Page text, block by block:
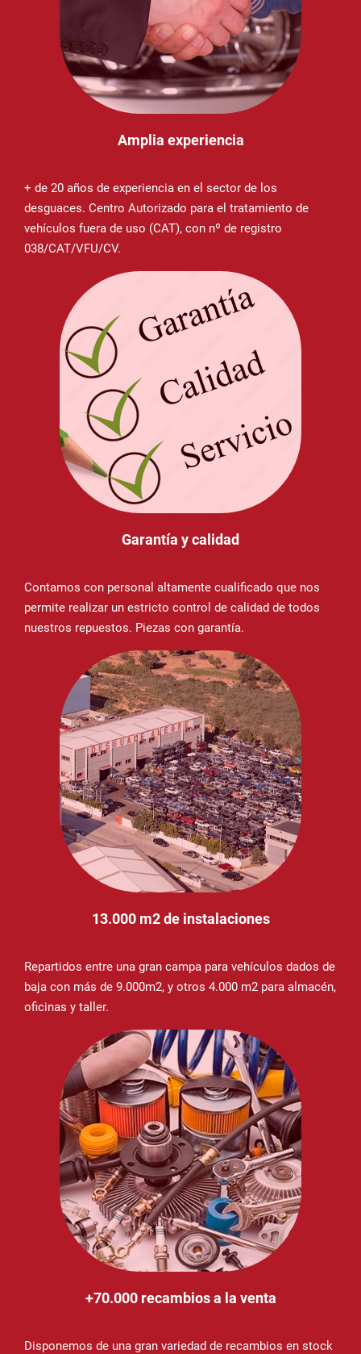
Amplia experiencia
+ de 20 años de experiencia en el sector de los
desguaces. Centro Autorizado para el tratamiento de
vehículos fuera de uso (CAT), con nº de registro
038/CAT/VFU/CV.
Garantía y calidad
Contamos con personal altamente cualificado que nos
permite realizar un estricto control de calidad de todos
nuestros repuestos. Piezas con garantía.
13.000 m2 de instalaciones
Repartidos entre una gran campa para vehículos dados de
baja con más de 9.000m2, y otros 4.000 m2 para almacén,
oficinas y taller.
+70.000 recambios a la venta
Disponemos de una gran variedad de recambios en stock